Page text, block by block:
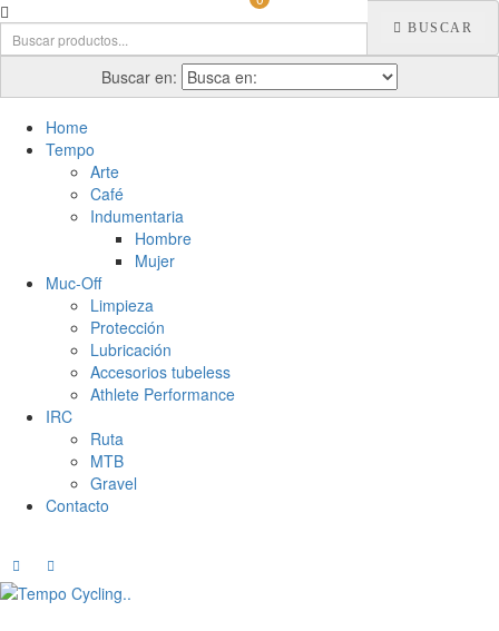
BUSCAR
Buscar en:
Home
Tempo
Arte
Café
Indumentaria
Hombre
Mujer
Muc-Off
Limpieza
Protección
Lubricación
Accesorios tubeless
Athlete Performance
IRC
Ruta
MTB
Gravel
Contacto